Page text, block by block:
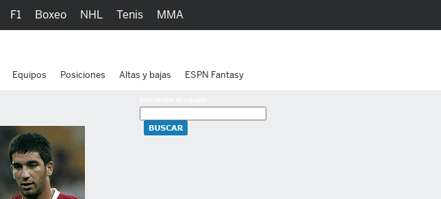
F1 Boxeo NHL Tenis MMA
Equipos Posiciones Altas y bajas ESPN Fantasy